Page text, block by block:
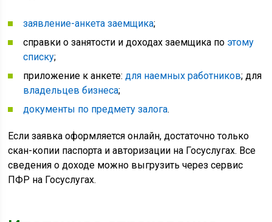
заявление-анкета заемщика;
справки о занятости и доходах заемщика по этому
списку;
приложение к анкете: для наемных работников; для
владельцев бизнеса;
документы по предмету залога.
Если заявка оформляется онлайн, достаточно только
скан-копии паспорта и авторизации на Госуслугах. Все
сведения о доходе можно выгрузить через сервис
ПФР на Госуслугах.